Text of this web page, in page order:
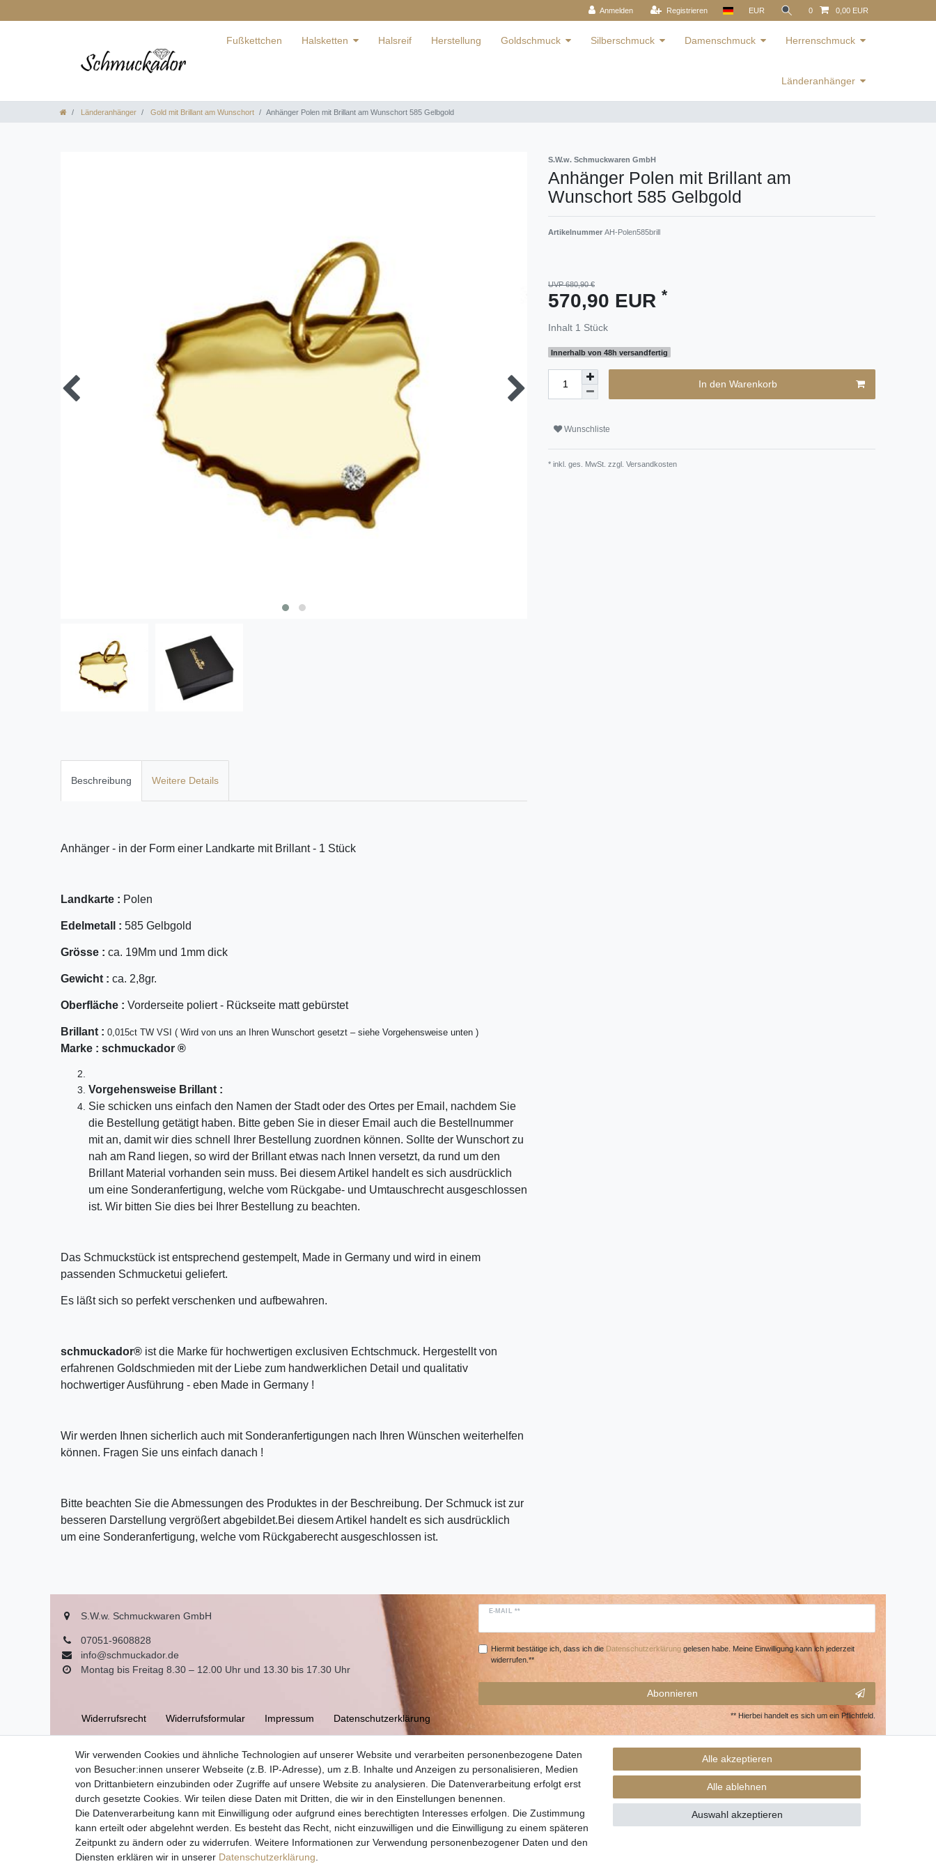
Anmelden Registrieren EUR 0 0,00 EUR
Fußkettchen Halsketten Halsreif Herstellung Goldschmuck Silberschmuck Damenschmuck Herrenschmuck
Länderanhänger
Länderanhänger Gold mit Brillant am Wunschort Anhänger Polen mit Brillant am Wunschort 585 Gelbgold
S.W.w. Schmuckwaren GmbH
Anhänger Polen mit Brillant am
Wunschort 585 Gelbgold
Artikelnummer AH-Polen585brill
UVP 680,90 €
570,90 EUR *
Inhalt 1 Stück
Innerhalb von 48h versandfertig
In den Warenkorb
Wunschliste
* inkl. ges. MwSt. zzgl. Versandkosten
Beschreibung Weitere Details
Anhänger - in der Form einer Landkarte mit Brillant - 1 Stück
Landkarte : Polen
Edelmetall : 585 Gelbgold
Grösse : ca. 19Mm und 1mm dick
Gewicht : ca. 2,8gr.
Oberfläche : Vorderseite poliert - Rückseite matt gebürstet
Bril lant : 0,015ct TW VSI ( Wird von uns an Ihren Wunschort gesetzt – siehe Vorgehensweise unten )
Marke : schmuckador ®
Vorgehensweise Brillant :
Sie schicken uns einfach den Namen der Stadt oder des Ortes per Email, nachdem Sie
die Bestellung getätigt haben. Bitte geben Sie in dieser Email auch die Bestellnummer
mit an, damit wir dies schnell Ihrer Bestellung zuordnen können. Sollte der Wunschort zu
nah am Rand liegen, so wird der Brillant etwas nach Innen versetzt, da rund um den
Brillant Material vorhanden sein muss. Bei diesem Artikel handelt es sich ausdrücklich
um eine Sonderanfertigung, welche vom Rückgabe- und Umtauschrecht ausgeschlossen
ist. Wir bitten Sie dies bei Ihrer Bestellung zu beachten.
Das Schmuckstück ist entsprechend gestempelt, Made in Germany und wird in einem
passenden Schmucketui geliefert.
Es läßt sich so perfekt verschenken und aufbewahren.
schmuckador® ist die Marke für hochwertigen exclusiven Echtschmuck. Hergestellt von
erfahrenen Goldschmieden mit der Liebe zum handwerklichen Detail und qualitativ
hochwertiger Ausführung - eben Made in Germany !
Wir werden Ihnen sicherlich auch mit Sonderanfertigungen nach Ihren Wünschen weiterhelfen
können. Fragen Sie uns einfach danach !
Bitte beachten Sie die Abmessungen des Produktes in der Beschreibung. Der Schmuck ist zur
besseren Darstellung vergrößert abgebildet.Bei diesem Artikel handelt es sich ausdrücklich
um eine Sonderanfertigung, welche vom Rückgaberecht ausgeschlossen ist.
Wir verwenden Cookies und ähnliche Technologien auf unserer Website und verarbeiten personenbezogene Daten
von Besucher:innen unserer Webseite (z.B. IP-Adresse), um z.B. Inhalte und Anzeigen zu personalisieren, Medien
von Drittanbietern einzubinden oder Zugriffe auf unsere Website zu analysieren. Die Datenverarbeitung erfolgt erst
durch gesetzte Cookies. Wir teilen diese Daten mit Dritten, die wir in den Einstellungen benennen.
Die Datenverarbeitung kann mit Einwilligung oder aufgrund eines berechtigten Interesses erfolgen. Die Zustimmung
kann erteilt oder abgelehnt werden. Es besteht das Recht, nicht einzuwilligen und die Einwilligung zu einem späteren
Zeitpunkt zu ändern oder zu widerrufen. Weitere Informationen zur Verwendung personenbezogener Daten und den
Diensten erklären wir in unserer Daten­schutz­erklärung
Alle akzeptieren
Alle ablehnen
Auswahl akzeptieren
S.W.w. Schmuckwaren GmbH
07051-9608828
info@schmuckador.de
Montag bis Freitag 8.30 – 12.00 Uhr und 13.30 bis 17.30 Uhr
Widerrufs­recht Widerrufs­formular Impressum Daten­schutz­erklärung
E-MAIL **
Hiermit bestätige ich, dass ich die Daten­schutz­erklärunggelesen habe. Meine Einwilligung kann ich jederzeit
widerrufen.**
Abonnieren
** Hierbei handelt es sich um ein Pflichtfeld.
© Copyright 2026 | Alle Rechte vorbehalten.